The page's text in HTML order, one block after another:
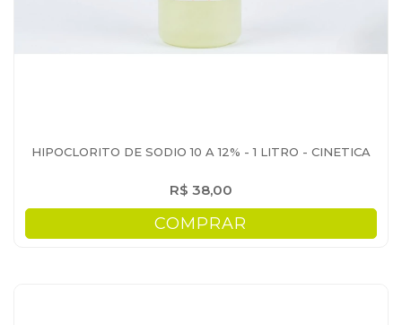
HIPOCLORITO DE SODIO 10 A 12% - 1 LITRO - CINETICA
R$ 38,00
COMPRAR